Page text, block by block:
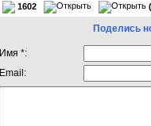
1602
Поделись
Имя *:
Email: